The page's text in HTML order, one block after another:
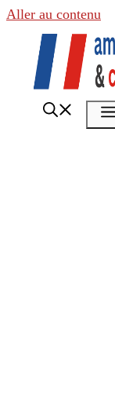
Aller au contenu